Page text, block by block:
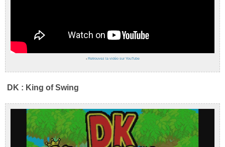
› Retrouvez la vidéo sur YouTube
DK : King of Swing